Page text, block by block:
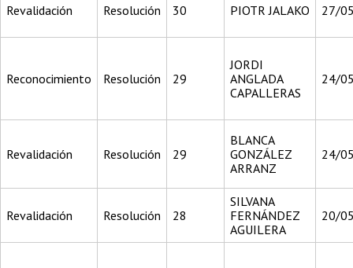
Revalidación Resolución 30 PIOTR JALAKO 27/
Reconocimiento Resolución 29
JORDI
ANGLADA
CAPALLERAS
24/
Revalidación Resolución 29
BLANCA
GONZÁLEZ
ARRANZ
24/
Revalidación Resolución 28
SILVANA
FERNÁNDEZ
AGUILERA
20/